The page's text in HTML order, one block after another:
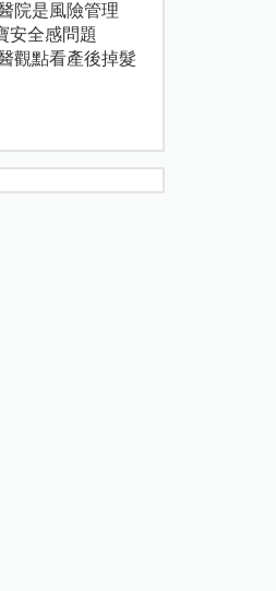
院是風險管理
安全感問題
觀點看產後掉髮